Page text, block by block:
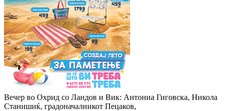
Вечер во Охрид со Ландов и Вик: Антониа Гиговска, Никола
Станишиќ, градоначалникот Пецаков,